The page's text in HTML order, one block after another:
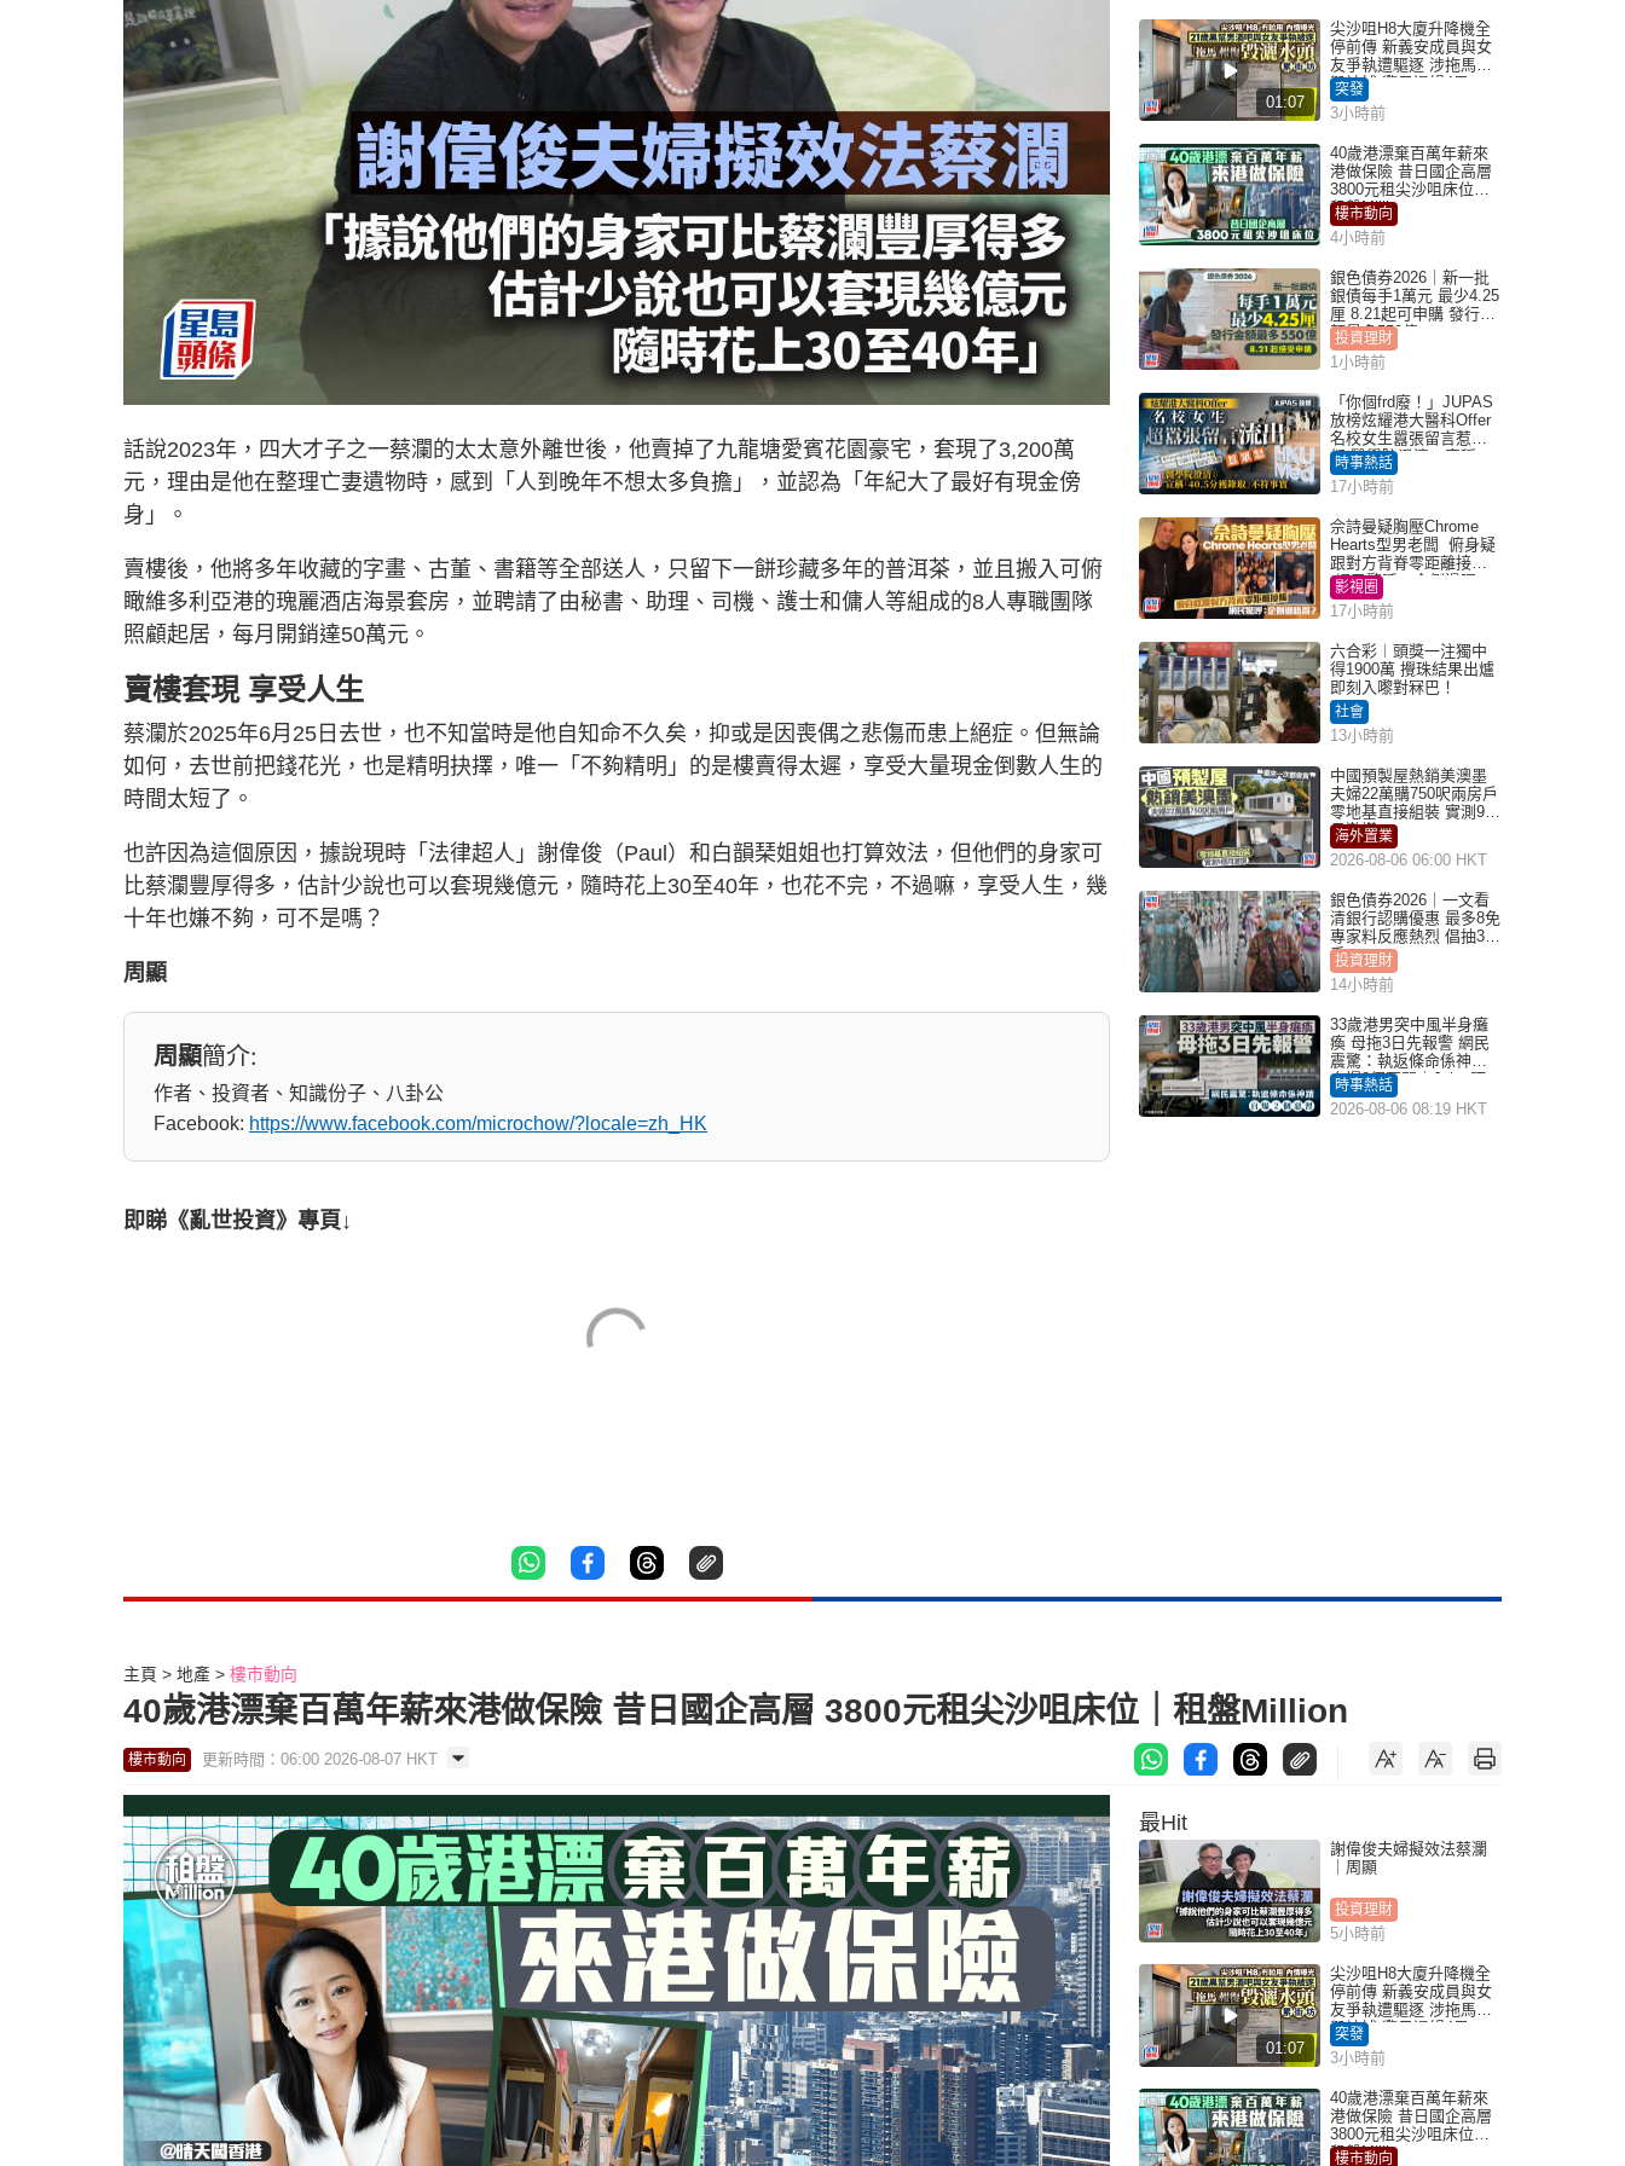
話說2023年，四大才子之一蔡瀾的太太意外離世後，他賣掉了九龍塘愛賓花園豪宅，套現了3,200萬
元，理由是他在整理亡妻遺物時，感到「人到晚年不想太多負擔」，並認為「年紀大了最好有現金傍
身」。
賣樓後，他將多年收藏的字畫、古董、書籍等全部送人，只留下一餅珍藏多年的普洱茶，並且搬入可俯
瞰維多利亞港的瑰麗酒店海景套房，並聘請了由秘書、助理、司機、護士和傭人等組成的8人專職團隊
照顧起居，每月開銷達50萬元。
賣樓套現 享受人生
蔡瀾於2025年6月25日去世，也不知當時是他自知命不久矣，抑或是因喪偶之悲傷而患上絕症。但無論
如何，去世前把錢花光，也是精明抉擇，唯一「不夠精明」的是樓賣得太遲，享受大量現金倒數人生的
時間太短了。
也許因為這個原因，據說現時「法律超人」謝偉俊（Paul）和白韻琹姐姐也打算效法，但他們的身家可
比蔡瀾豐厚得多，估計少說也可以套現幾億元，隨時花上30至40年，也花不完，不過嘛，享受人生，幾
十年也嫌不夠，可不是嗎？
周顯
周顯簡介:
作者、投資者、知識份子、八卦公
Facebook: https://www.facebook.com/microchow/?locale=zh_HK
即睇《亂世投資》專頁↓
01:07
尖沙咀H8大廈升降機全
停前傳 新義安成員與女
友爭執遭驅逐 涉拖馬刑
毀被捕 警另通緝4男
突發
3小時前
40歲港漂棄百萬年薪來
港做保險 昔日國企高層
3800元租尖沙咀床位｜
租盤Million
樓市動向
4小時前
銀色債券2026｜新一批
銀債每手1萬元 最少4.25
厘 8.21起可申購 發行金
額最多550億
投資理財
1小時前
「你個frd廢！」JUPAS
放榜炫耀港大醫科Offer
名校女生囂張留言惹眾
怒 醫學院澄清：宣稱
「40.5分獲錄取」不符事
實｜Juicy叮
時事熱話
17小時前
佘詩曼疑胸壓Chrome
Hearts型男老闆 俯身疑
跟對方背脊零距離接觸
網民驚呼：企側邊唔
得？
影視圈
17小時前
六合彩︱頭獎一注獨中
得1900萬 攪珠結果出爐
即刻入嚟對冧巴！
社會
13小時前
中國預製屋熱銷美澳墨
夫婦22萬購750呎兩房戶
零地基直接組裝 實測9個
月激讚
海外置業
2026-08-06 06:00 HKT
銀色債券2026｜一文看
清銀行認購優惠 最多8免
專家料反應熱烈 倡抽30
手
投資理財
14小時前
33歲港男突中風半身癱
瘓 母拖3日先報警 網民
震驚：執返條命係神蹟
自爆2個惡習｜Juicy叮
時事熱話
2026-08-06 08:19 HKT
主頁 地產 樓市動向
40歲港漂棄百萬年薪來港做保險 昔日國企高層 3800元租尖沙咀床位｜租盤Million
樓市動向 更新時間：06:00 2026-08-07 HKT
最Hit
謝偉俊夫婦擬效法蔡瀾
｜周顯
投資理財
5小時前
01:07
尖沙咀H8大廈升降機全
停前傳 新義安成員與女
友爭執遭驅逐 涉拖馬刑
毀被捕 警另通緝4男
突發
3小時前
40歲港漂棄百萬年薪來
港做保險 昔日國企高層
3800元租尖沙咀床位｜
租盤Million
樓市動向